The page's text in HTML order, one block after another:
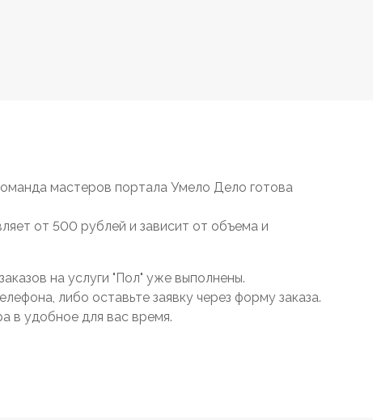
мастеров портала Умело Дело готова
от 500 рублей и зависит от объема и
на услуги "Пол" уже выполнены.
либо оставьте заявку через форму заказа.
в удобное для вас время.